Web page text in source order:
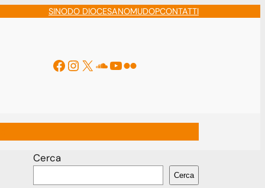
SINODO DIOCESANOMUDOPCONTATTI
Facebook
Instagram
X Soundcloud
YouTube
Flickr
Cerca
Cerca